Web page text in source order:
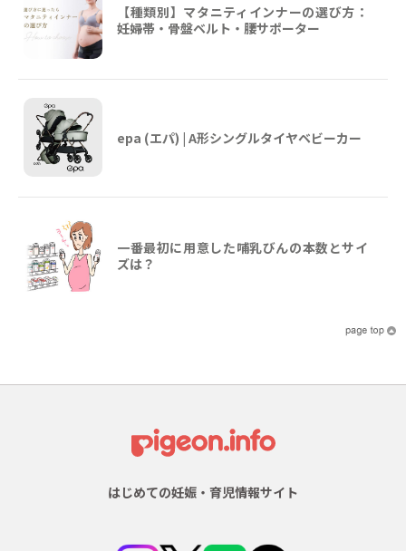
【種類別】マタニティインナーの選び方：
妊婦帯・骨盤ベルト・腰サポーター
epa (エパ) | A形シングルタイヤベビーカー
一番最初に用意した哺乳びんの本数とサイ
ズは？
はじめての妊娠・育児情報サイト